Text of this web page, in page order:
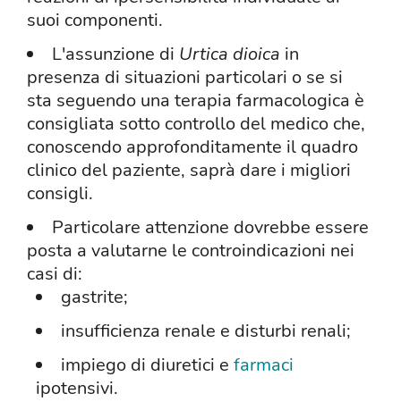
suoi componenti.
L'assunzione di Urtica dioica in
presenza di situazioni particolari o se si
sta seguendo una terapia farmacologica è
consigliata sotto controllo del medico che,
conoscendo approfonditamente il quadro
clinico del paziente, saprà dare i migliori
consigli.
Particolare attenzione dovrebbe essere
posta a valutarne le controindicazioni nei
casi di:
gastrite;
insufficienza renale e disturbi renali;
impiego di diuretici e farmaci
ipotensivi.